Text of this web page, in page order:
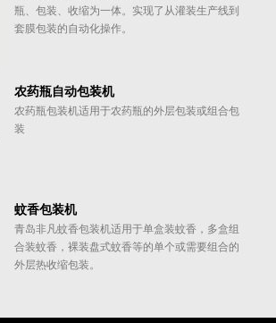
瓶、包装、收缩为一体。实现了从灌装生产线到
套膜包装的自动化操作。
农药瓶自动包装机
农药瓶包装机适用于农药瓶的外层包装或组合包
装
蚊香包装机
青岛非凡蚊香包装机适用于单盒装蚊香，多盒组
合装蚊香，裸装盘式蚊香等的单个或需要组合的
外层热收缩包装。